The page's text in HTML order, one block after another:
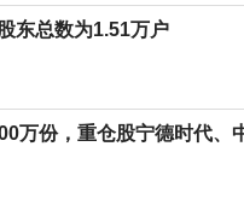
东总数为1.51万户
万份，重仓股宁德时代、